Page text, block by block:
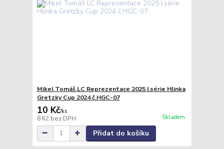
Mikel Tomáš LC Reprezentace 2025 I.série Hlinka
Gretzky Cup 2024 č.HGC-07
10 Kč/ks
8 Kč bez DPH Skladem
Přidat do košíku